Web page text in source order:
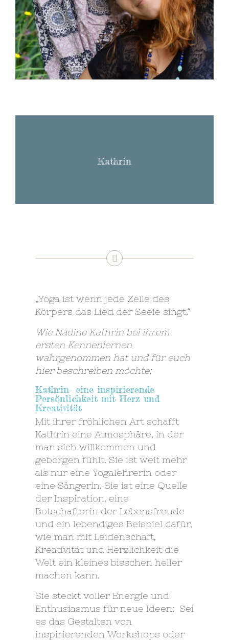
Kathrin
„Yoga ist wenn jede Zelle des
Körpers das Lied der Seele singt.“
Wie Nadine Kathrin bei ihrem
ersten Kennenlernen
wahrgenommen hat und für euch
hier beschreiben möchte:
Kathrin- eine inspirierende
Persönlichkeit mit Herz und
Kreativität
Mit ihrer fröhlichen Art schafft
Kathrin eine Atmosphäre, in der
man sich willkommen und
geborgen fühlt. Sie ist weit mehr
als nur eine Yogalehrerin oder
eine Sängerin. Sie ist eine Quelle
der Inspiration, eine
Botschafterin der Lebensfreude
und ein lebendiges Beispiel dafür,
wie man mit Leidenschaft,
Kreativität und Herzlichkeit die
Welt ein kleines bisschen heller
machen kann.
Sie steckt voller Energie und
Enthusiasmus für neue Ideen: Sei
es das Gestalten von
inspirierenden Workshops oder